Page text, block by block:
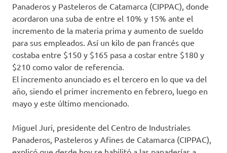
Panaderos y Pasteleros de Catamarca (CIPPAC), donde
acordaron una suba de entre el 10% y 15% ante el
incremento de la materia prima y aumento de sueldo
para sus empleados. Así un kilo de pan francés que
costaba entre $150 y $165 pasa a costar entre $180 y
$210 como valor de referencia.
El incremento anunciado es el tercero en lo que va del
año, siendo el primer incremento en febrero, luego en
mayo y este último mencionado.
Miguel Juri, presidente del Centro de Industriales
Panaderos, Pasteleros y Afines de Catamarca (CIPPAC),